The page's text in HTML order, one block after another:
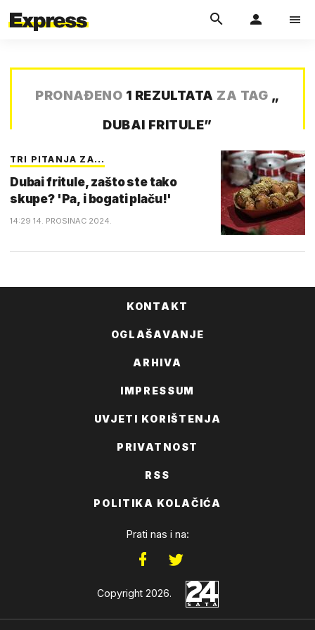
PRONAĐENO 1 REZULTATA ZA TAG „
DUBAI FRITULE”
TRI PITANJA ZA...
Dubai fritule, zašto ste tako
skupe? 'Pa, i bogati plaču!'
14:29 14. PROSINAC 2024.
KONTAKT
OGLAŠAVANJE
ARHIVA
IMPRESSUM
UVJETI KORIŠTENJA
PRIVATNOST
RSS
POLITIKA KOLAČIĆA
Prati nas i na:
Copyright 2026.